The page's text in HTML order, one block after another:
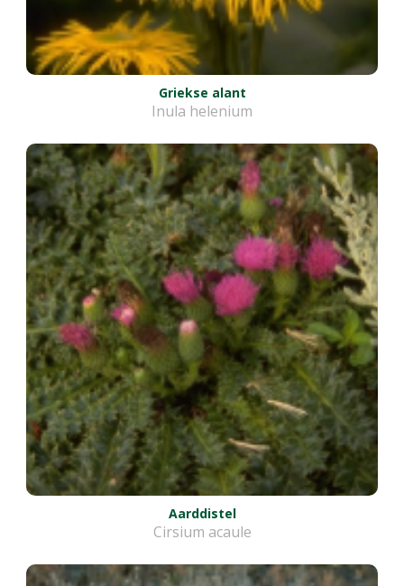
Griekse alant
Inula helenium
Aarddistel
Cirsium acaule